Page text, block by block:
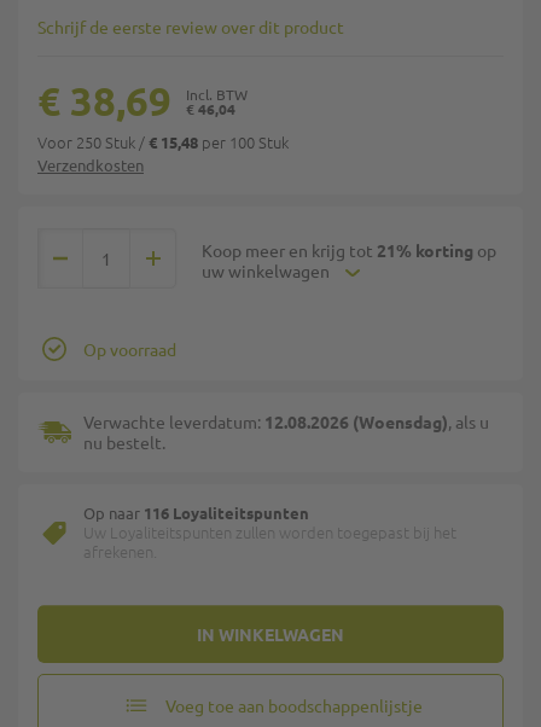
Schrijf de eerste review over dit product
Verzendkosten
€ 46,04
€ 38,69
Voor 250 Stuk /€ 15,48 per 100 Stuk
Koop meer en krijg tot 21% korting op
uw winkelwagen
IN WINKELWAGEN
Op voorraad
Verwachte leverdatum: 12.08.2026 (Woensdag), als u
nu bestelt.
Op naar 116 Loyaliteitspunten
Uw Loyaliteitspunten zullen worden toegepast bij het
afrekenen.
Voeg toe aan boodschappenlijstje